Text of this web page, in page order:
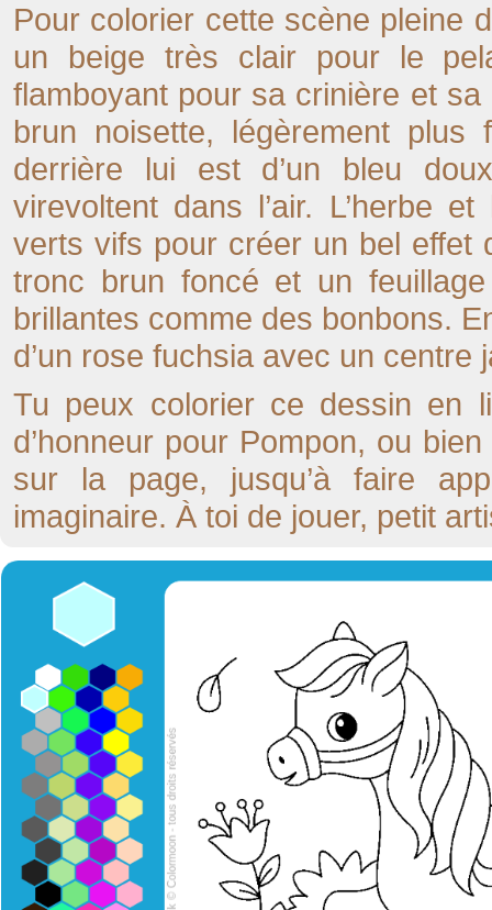
Pour colorier cette scène pleine
un beige très clair pour le
flamboyant pour sa crinière et
brun noisette, légèrement
derrière lui est d’un bleu
virevoltent dans l’air. L’herbe
verts vifs pour créer un bel effet
tronc brun foncé et un
brillantes comme des bonbons.
d’un rose fuchsia avec un centre
Tu peux colorier ce dessin en
d’honneur pour Pompon, ou
sur la page, jusqu’à faire
imaginaire. À toi de jouer, petit